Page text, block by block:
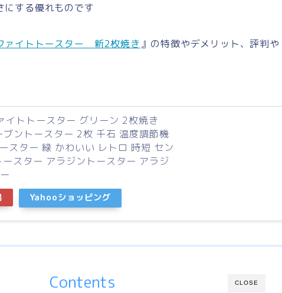
にする優れものです
ァイトトースター 新2枚焼き』の特徴やデメリット、評判や
イトトースター グリーン 2枚焼き
ントースター 2枚 千石 温度調節機
スター 緑 かわいい レトロ 時短 セン
スター アラジントースター アラジ
Yahooショッピング
CLOSE
Contents